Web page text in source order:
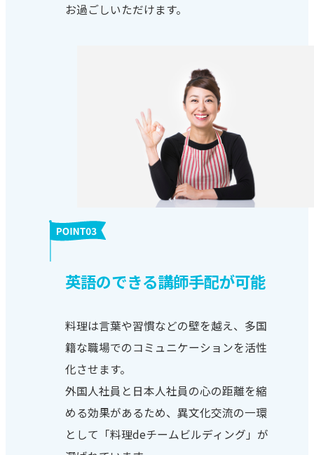
お過ごしいただけます。
英語のできる講師手配が可能
料理は言葉や習慣などの壁を越え、多国
籍な職場でのコミュニケーションを活性
化させます。
外国人社員と日本人社員の心の距離を縮
める効果があるため、異文化交流の一環
として「料理deチームビルディング」が